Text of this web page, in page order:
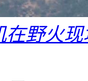
在野火